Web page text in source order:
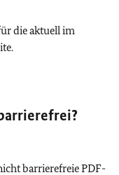
die aktuell im
barrierefreie PDF-